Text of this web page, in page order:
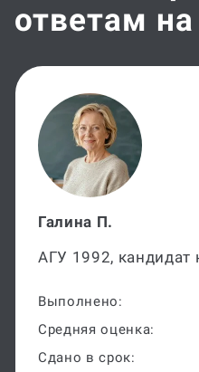
ответам
Галина П.
АГУ 1992, кандидат
Выполнено:
Средняя оценка:
Сдано в срок: